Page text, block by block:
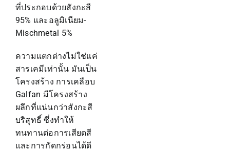
ที่ประกอบด้วยสังกะสี
95% และอลูมิเนียม-
Mischmetal 5%
ความแตกต่างไม่ใช่แค่
สารเคมีเท่านั้น มันเป็น
โครงสร้าง การเคลือบ
Galfan มีโครงสร้าง
ผลึกที่แน่นกว่าสังกะสี
บริสุทธิ์ ซึ่งทำให้
ทนทานต่อการเสียดสี
และการกัดกร่อนได้ดี